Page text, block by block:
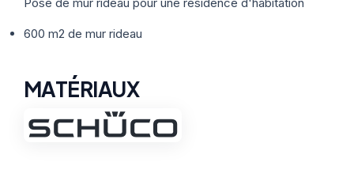
Nos Formules ACTUALITÉS
ETRE RAPPELÉ
600 m2 de mur rideau
MATÉRIAUX